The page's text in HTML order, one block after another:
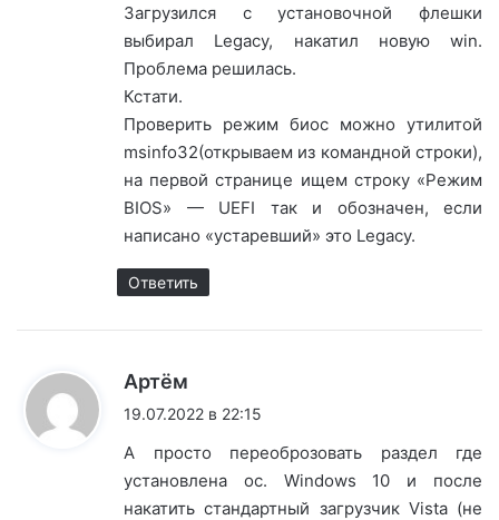
Загрузился с установочной флешки
выбирал Legacy, накатил новую win.
Проблема решилась.
Кстати.
Проверить режим биос можно утилитой
msinfo32(открываем из командной строки),
на первой странице ищем строку «Режим
BIOS» — UEFI так и обозначен, если
написано «устаревший» это Legacy.
Ответить
Артём
19.07.2022 в 22:15
А просто переоброзовать раздел где
установлена ос. Windows 10 и после
накатить стандартный загрузчик Vista (не